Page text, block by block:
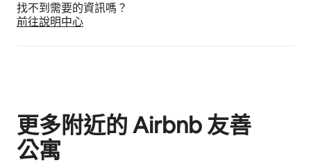
找不到需要的資訊嗎⁠？
前往說明中心
更多附近的 Airbnb 友⁠善
公⁠寓